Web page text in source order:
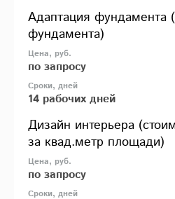
Адаптация фундамента
фундамента)
по запросу
14 рабочих дней
Дизайн интерьера
за квад.метр площади)
по запросу